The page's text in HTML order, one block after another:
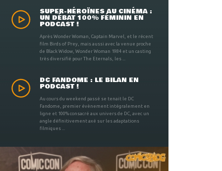
SUPER-HÉROÏNES AU CINÉMA :
UN DÉBAT 100% FÉMININ EN
PODCAST !
Après Wonder Woman, Captain Marvel, et le récent
film Birds of Prey, mais aussi avec la venue proche
de Black Widow, Wonder Woman 1984 et un casting
très diversifié pour The Eternals, les ...
DC FANDOME : LE BILAN EN
PODCAST !
Au cours du weekend passé se tenait le DC
Fandome, premier évènement intégralement en
ligne et 100% consacré aux univers de DC, avec un
angle définitivement axé sur les adaptations
filmiques ...